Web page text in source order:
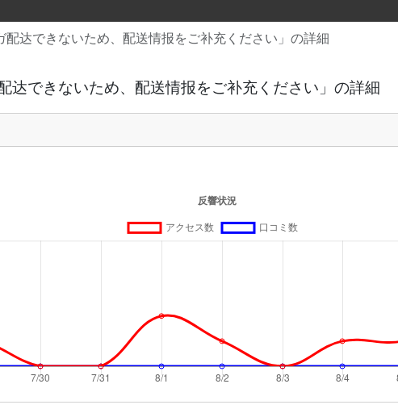
达できないため、配送情报をご补充ください」の詳細
达できないため、配送情报をご补充ください」の詳細